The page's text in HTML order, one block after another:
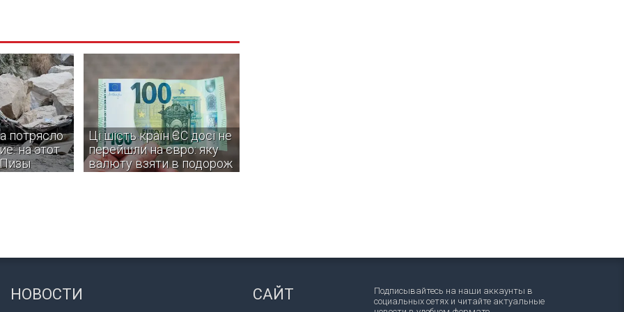
потрясло
на этот
однако
Ці шість країн ЄС досі не
перейшли на євро: яку
валюту взяти в подорож
планують вступати в єврозону.
НОВОСТИ САЙТ
Подписывайтесь на наши аккаунты в
социальных сетях и читайте актуальные